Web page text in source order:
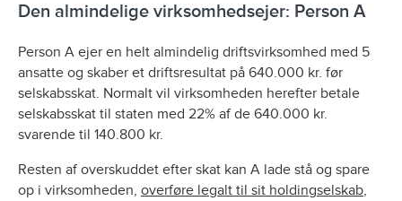
Den almindelige virksomhedsejer: Person A
Person A ejer en helt almindelig driftsvirksomhed med 5
ansatte og skaber et driftsresultat på 640.000 kr. før
selskabsskat. Normalt vil virksomheden herefter betale
selskabsskat til staten med 22% af de 640.000 kr.
svarende til 140.800 kr.
Resten af overskuddet efter skat kan A lade stå og spare
op i virksomheden, overføre legalt til sit holdingselskab,